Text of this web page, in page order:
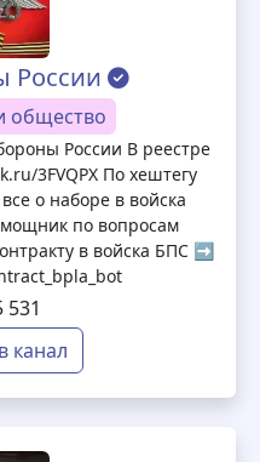
России
общество
России В реестре
3FVQPX По хештегу
о наборе в войска
по вопросам
в войска БПС ➡️
531
канал